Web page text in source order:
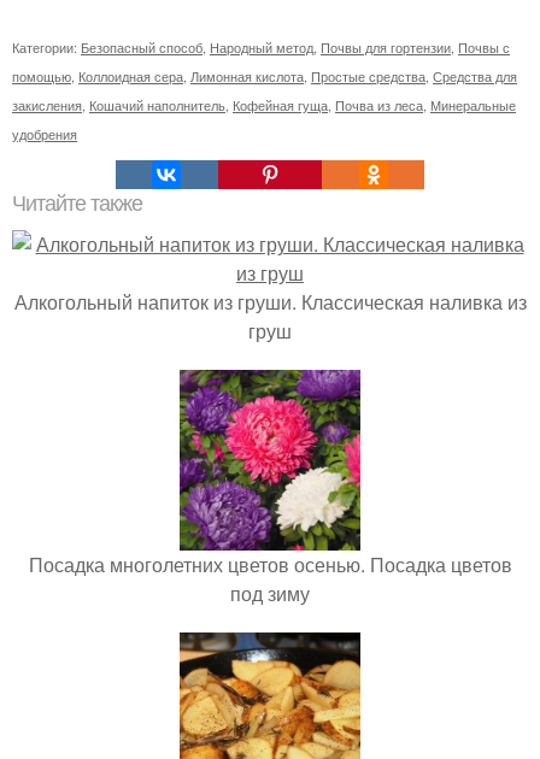
Категории: Безопасный способ Народный метод Почвы для гортензии Почвы с
помощью Коллоидная сера Лимонная кислота Простые средства Средства для
закисления Кошачий наполнитель Кофейная гуща Почва из леса Минеральные
удобрения
Читайте также
Алкогольный напиток из груши. Классическая наливка из
груш
Посадка многолетних цветов осенью. Посадка цветов
под зиму